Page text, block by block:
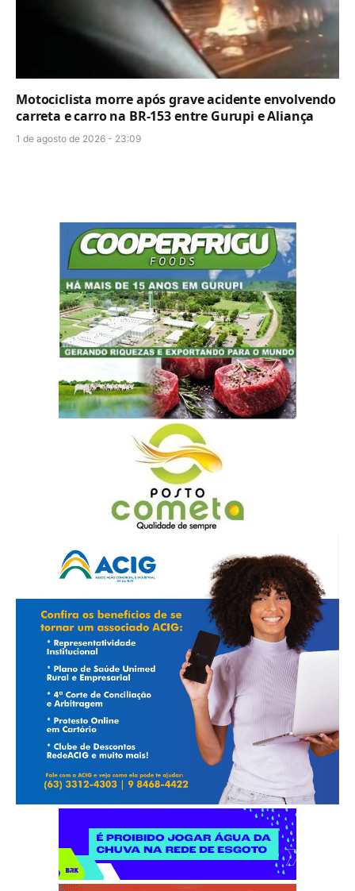
Motociclista morre após grave acidente envolvendo
carreta e carro na BR-153 entre Gurupi e Aliança
1 de agosto de 2026 - 23:09